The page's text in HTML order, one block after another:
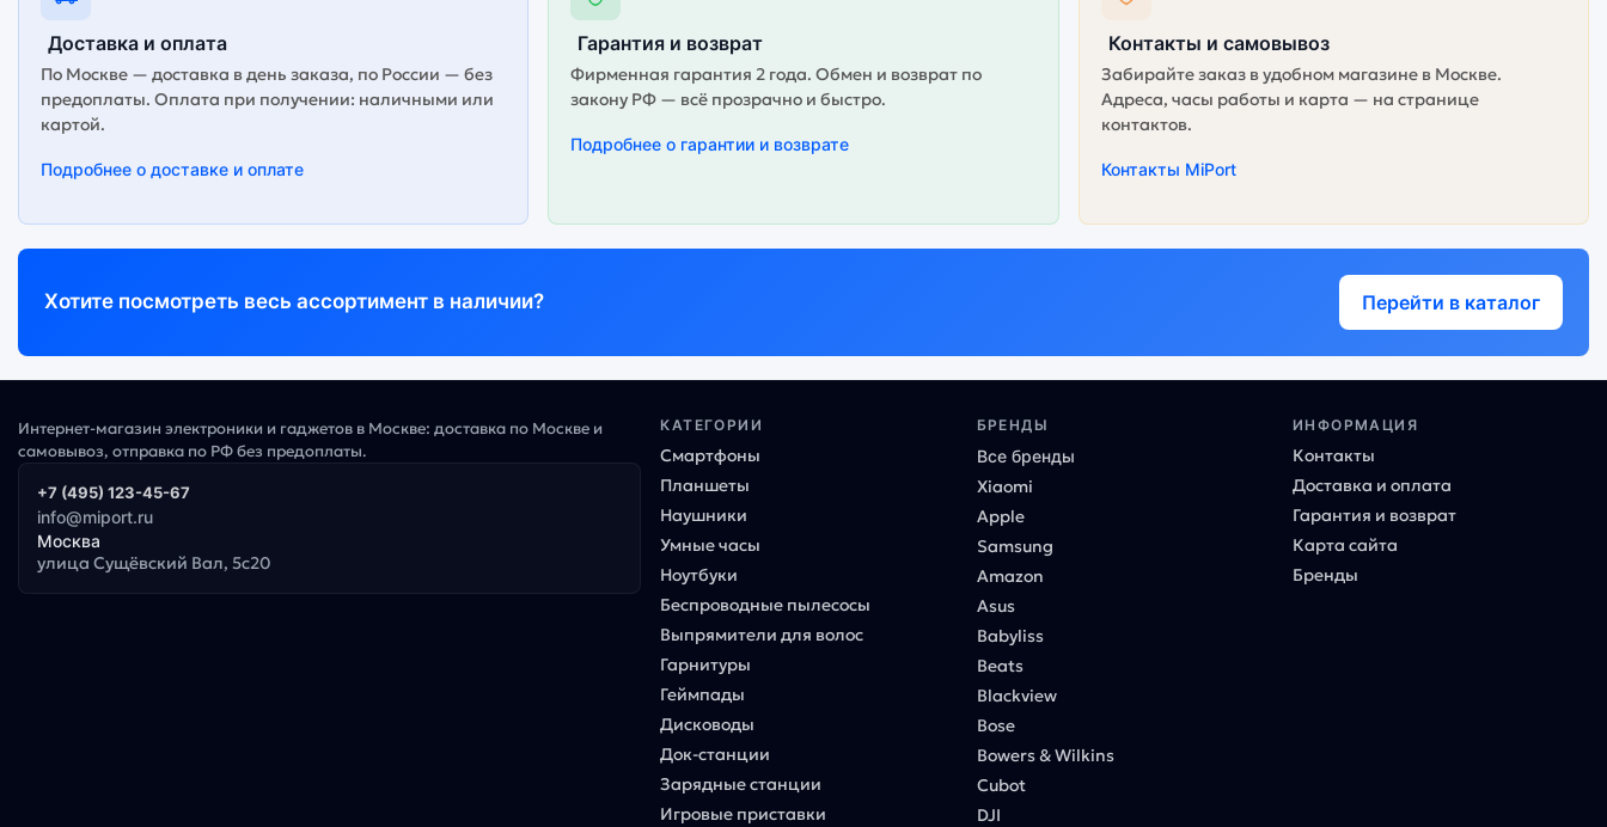
Доставка и оплата
По Москве — доставка в день заказа, по России — без
предоплаты. Оплата при получении: наличными или
картой.
Подробнее о доставке и оплате
Гарантия и возврат
Фирменная гарантия 2 года. Обмен и возврат по
закону РФ — всё прозрачно и быстро.
Подробнее о гарантии и возврате
Контакты и самовывоз
Забирайте заказ в удобном магазине в Москве.
Адреса, часы работы и карта — на странице
контактов.
Контакты MiPort
Хотите посмотреть весь ассортимент в наличии? Перейти в каталог
Интернет-магазин электроники и гаджетов в Москве: доставка по Москве и
самовывоз, отправка по РФ без предоплаты.
+7 (495) 123-45-67
info@miport.ru
Москва
улица Сущёвский Вал, 5с20
КАТЕГОРИИ
Смартфоны
Планшеты
Наушники
Умные часы
Ноутбуки
Беспроводные пылесосы
Выпрямители для волос
Гарнитуры
Геймпады
Дисководы
Док-станции
Зарядные станции
Игровые приставки
БРЕНДЫ
Все бренды
Xiaomi
Apple
Samsung
Amazon
Asus
Babyliss
Beats
Blackview
Bose
Bowers & Wilkins
Cubot
DJI
ИНФОРМАЦИЯ
Контакты
Доставка и оплата
Гарантия и возврат
Карта сайта
Бренды